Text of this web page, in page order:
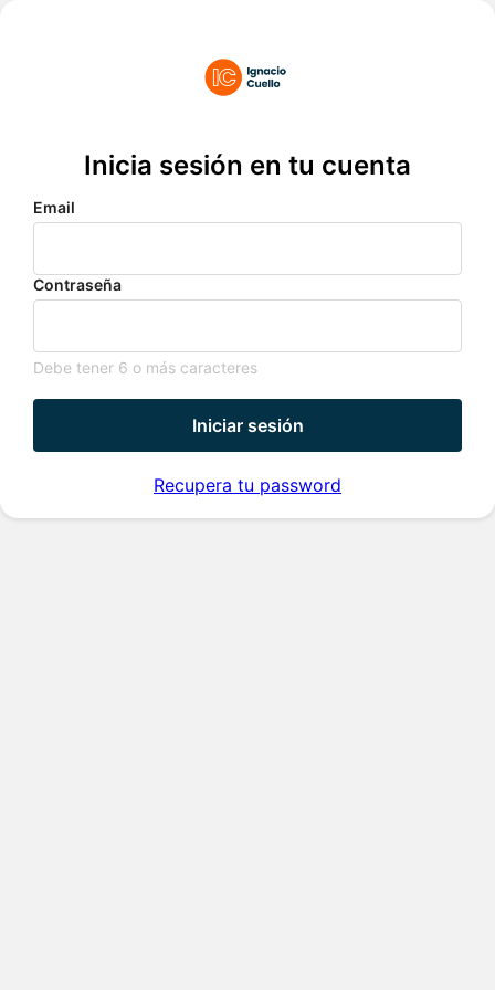
Inicia sesión en tu cuenta
Email
Contraseña
Debe tener 6 o más caracteres
Iniciar sesión
Recupera tu password